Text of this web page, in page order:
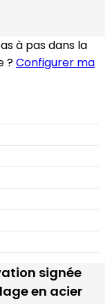
à pas dans la
?Configurer ma
signée
en acier